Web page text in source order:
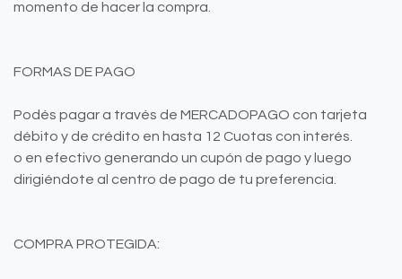
momento de hacer la compra.
FORMAS DE PAGO
Podés pagar a través de MERCADOPAGO con tarjeta
débito y de crédito en hasta 12 Cuotas con interés.
o en efectivo generando un cupón de pago y luego
dirigiéndote al centro de pago de tu preferencia.
COMPRA PROTEGIDA: